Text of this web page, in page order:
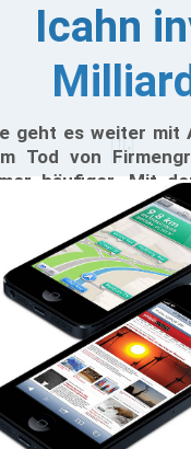
Icahn
geht es weiter mit
Tod von
häufiger. Mit
der Leitung von
früheren Modelle
deutlich
hat ein an der
seinen